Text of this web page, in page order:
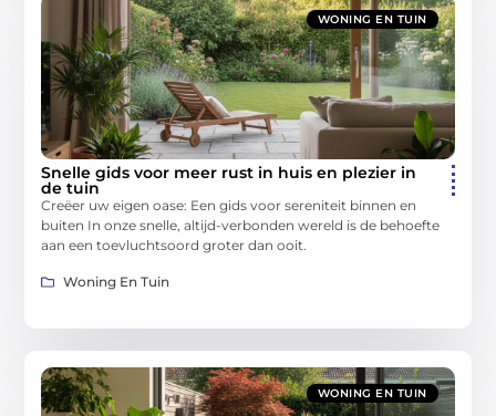
WONING EN TUIN
Snelle gids voor meer rust in huis en plezier in
de tuin
Creëer uw eigen oase: Een gids voor sereniteit binnen en
buiten In onze snelle, altijd-verbonden wereld is de behoefte
aan een toevluchtsoord groter dan ooit.
Woning En Tuin
WONING EN TUIN